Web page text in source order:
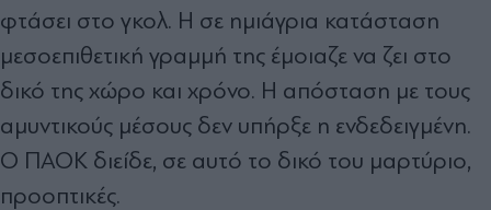
φτάσει στο γκολ. Η σε ημιάγρια κατάσταση
μεσοεπιθετική γραμμή της έμοιαζε να ζει στο
δικό της χώρο και χρόνο. Η απόσταση με τους
αμυντικούς μέσους δεν υπήρξε η ενδεδειγμένη.
Ο ΠΑΟΚ διείδε, σε αυτό το δικό του μαρτύριο,
προοπτικές.